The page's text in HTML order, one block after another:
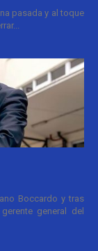
pasada y al toque
Boccardo y tras
general del